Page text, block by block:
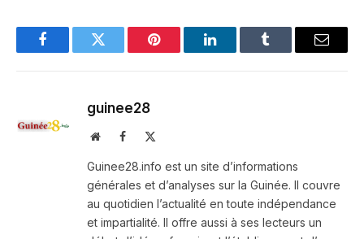
FacebookTwitter Pinterest LinkedInTumblr Email
guinee28
WebsiteFacebook
Guinee28.info est un site d’informations
générales et d’analyses sur la Guinée. Il couvre
au quotidien l’actualité en toute indépendance
et impartialité. Il offre aussi à ses lecteurs un